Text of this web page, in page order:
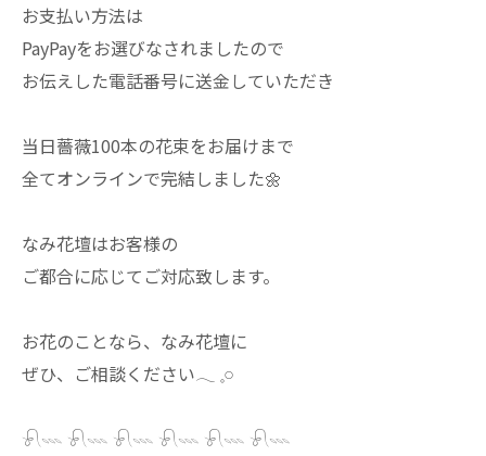
お支払い方法は
PayPayをお選びなされましたので
お伝えした電話番号に送金していただき
当日薔薇100本の花束をお届けまで
全てオンラインで完結しました🌼
なみ花壇はお客様の
ご都合に応じてご対応致します。
お花のことなら、なみ花壇に
ぜひ、ご相談ください𓂃 𓈒𓏸
𓍯𓇠 𓍯𓇠 𓍯𓇠 𓍯𓇠 𓍯𓇠 𓍯𓇠